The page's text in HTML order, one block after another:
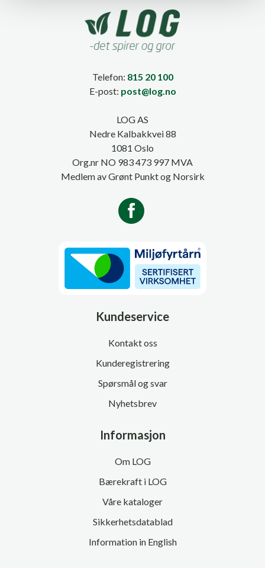
Telefon: 815 20 100
E-post: post@log.no
LOG AS
Nedre Kalbakkvei 88
1081 Oslo
Org.nr NO 983 473 997 MVA
Medlem av Grønt Punkt og Norsirk
Kundeservice
Kontakt oss
Kunderegistrering
Spørsmål og svar
Nyhetsbrev
Informasjon
Om LOG
Bærekraft i LOG
Våre kataloger
Sikkerhetsdatablad
Information in English